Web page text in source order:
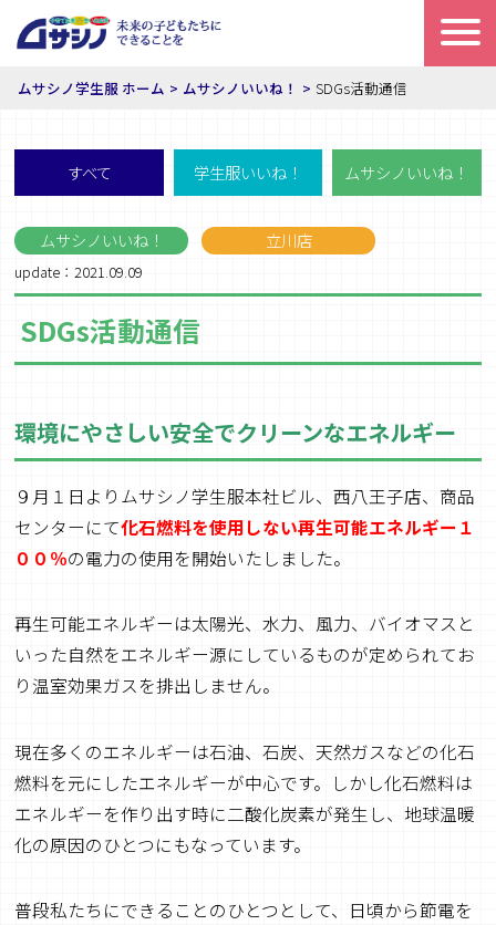
ムサシノ学生服 ホーム ムサシノいいね！ SDGs活動通信
すべて 学生服いいね！ ムサシノいいね！
ムサシノいいね！ 立川店
update：2021.09.09
SDGs活動通信
環境にやさしい安全でクリーンなエネルギー
９月１日よりムサシノ学生服本社ビル、西八王子店、商品
センターにて化石燃料を使用しない再生可能エネルギー １
００ ％の電力の使用を開始いたしました。
再生可能エネルギーは太陽光、水力、風力、バイオマスと
いった自然をエネルギー源にしているものが定められてお
り温室効果ガスを排出しません。
現在多くのエネルギーは石油、石炭、天然ガスなどの化石
燃料を元にしたエネルギーが中心です。しかし化石燃料は
エネルギーを作り出す時に二酸化炭素が発生し、地球温暖
化の原因のひとつにもなっています。
普段私たちにできることのひとつとして、日頃から節電を